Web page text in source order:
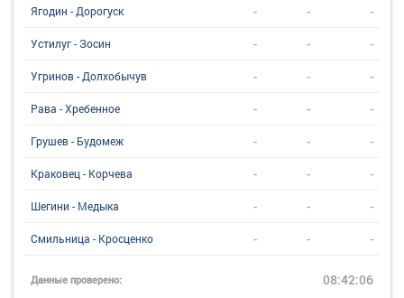
Ягодин - Дорогуск - - -
Устилуг - Зосин - - -
Угринов - Долхобычув - - -
Рава - Хребенное - - -
Грушев - Будомеж - - -
Краковец - Корчева - - -
Шегини - Медыка - - -
Смильница - Кросценко - - -
Данные проверено: 08:42:06